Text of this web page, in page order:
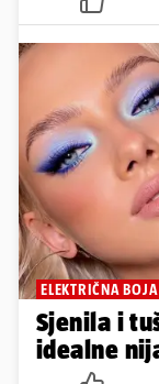
ELEKTRIČNA BOJA
Sjenila i
idealne